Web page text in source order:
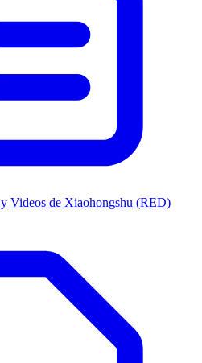
Videos de Xiaohongshu (RED)